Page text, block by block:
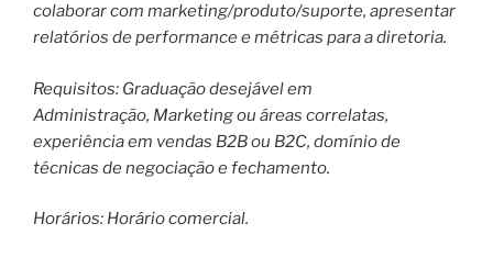
colaborar com marketing/produto/suporte, apresentar
relatórios de performance e métricas para a diretoria.
Requisitos: Graduação desejável em
Administração, Marketing ou áreas correlatas,
experiência em vendas B2B ou B2C, domínio de
técnicas de negociação e fechamento.
Horários: Horário comercial.